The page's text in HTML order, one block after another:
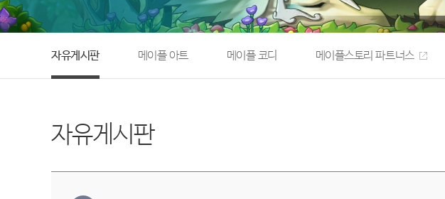
자유게시판 메이플 아트 메이플 코디 메이플스토리 파트너스
자유게시판